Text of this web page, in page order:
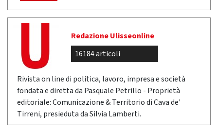
Redazione Ulisseonline
16184 articoli
Rivista on line di politica, lavoro, impresa e società
fondata e diretta da Pasquale Petrillo - Proprietà
editoriale: Comunicazione & Territorio di Cava de'
Tirreni, presieduta da Silvia Lamberti.